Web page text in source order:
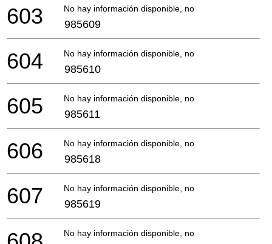
No hay información disponible, no se puede pedir
603 985609
No hay información disponible, no se puede pedir
604 985610
No hay información disponible, no se puede pedir
605 985611
No hay información disponible, no se puede pedir
606 985618
No hay información disponible, no se puede pedir
607 985619
No hay información disponible, no se puede pedir